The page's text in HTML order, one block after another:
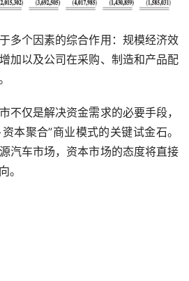
多个因素的综合作用：规模经济效
加以及公司在采购、制造和产品配
不仅是解决资金需求的必要手段，
本聚合”商业模式的关键试金石。
汽车市场，资本市场的态度将直接
。